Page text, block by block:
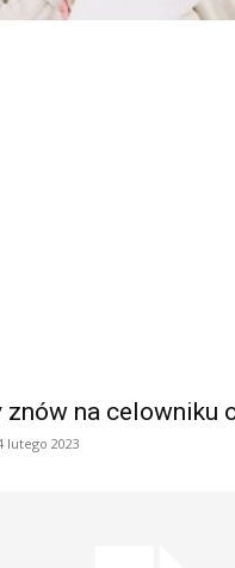
znów na celowniku
lutego 2023